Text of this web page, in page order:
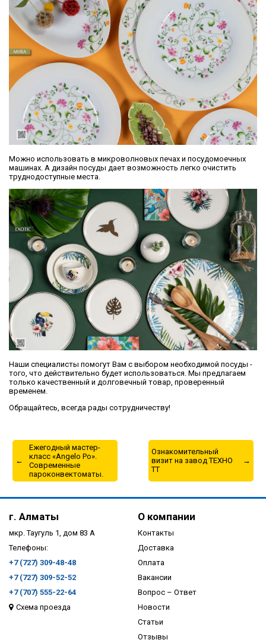
Можно использовать в микроволновых печах и посудомоечных
машинах. А дизайн посуды дает возможность легко очистить
труднодоступные места.
Наши специалисты помогут Вам с выбором необходимой посуды -
того, что действительно будет использоваться. Мы предлагаем
только качественный и долговечный товар, проверенный
временем.
Обращайтесь, всегда рады сотрудничеству!
Ежегодный мастер-
класс «Angelo Po».
Современные
пароконвектоматы.
Ознакомительный
визит на завод ТЕХНО
ТТ
г. Алматы
мкр. Таугуль 1, дом 83 А
Телефоны:
+7 (727) 309-48-48
+7 (727) 309-52-52
+7 (707) 555-22-64
Схема проезда
О компании
Контакты
Доставка
Оплата
Вакансии
Вопрос – Ответ
Новости
Статьи
Отзывы